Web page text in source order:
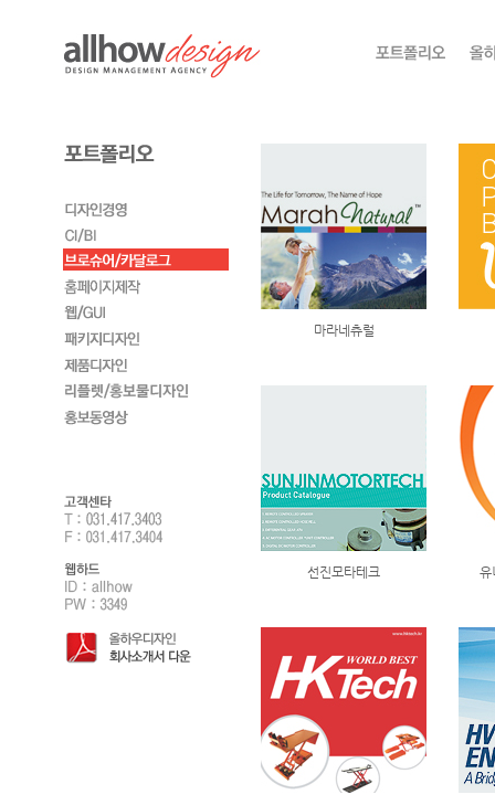
마라네츄럴
선진모타테크 유